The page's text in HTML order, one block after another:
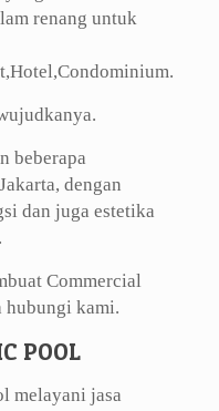
renang untuk
beberapa
dengan
dan juga estetika
Commercial
hubungi kami.
POOL
melayani jasa